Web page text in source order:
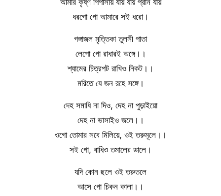
আমার কৃষ্ণ পিপাসায় যায় যায় প্রান যায়
ধরগো গো আমারে সই ধরো।
গঙ্গাজল মৃত্তিকা তুলসী পাতা
লেপো গো রাধারই অঙ্গে।।
শ্যামের চিত্রপট রাখিও নিকট।।
মরিতে যে জন রহে সঙ্গে।
দেহ সমাধি না দিও, দেহ না পুড়াইয়ো
দেহ না ভাসাইও জলে।।
ওগো তোমার সবে মিলিয়ে, ওই তরুমূলে।।
সই গো, বাধিও তমালের ডালে।
যদি কোন ছলে ওই তরুতলে
আসে গো চিকন কালা।।